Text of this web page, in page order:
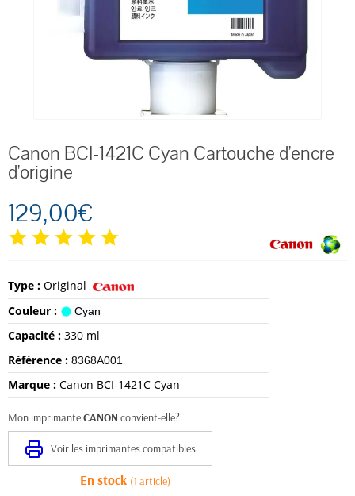
Canon BCI-1421C Cyan Cartouche d'encre
d'origine
129,00€
Type : Original
Couleur :
Cyan
Capacité : 330 ml
Référence : 8368A001
Marque : Canon BCI-1421C Cyan
Mon imprimanteCANON convient-elle?
Voir les imprimantes compatibles
En stock (1 article)